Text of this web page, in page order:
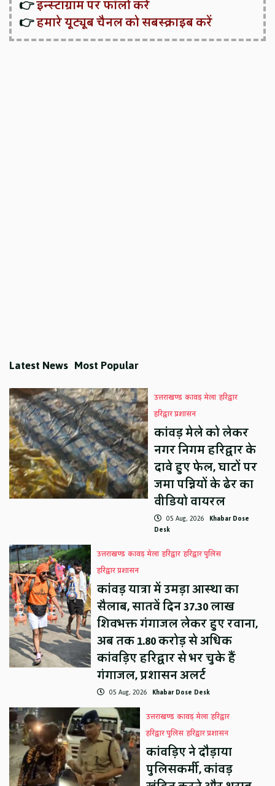
👉इन्स्टाग्राम पर फॉलो करें
👉हमारे यूट्यूब चैनल को सबस्क्राइब करें
Latest News Most Popular
उत्तराखण्ड कावड़ मेला हरिद्वार
हरिद्वार प्रशासन
कांवड़ मेले को लेकर
नगर निगम हरिद्वार के
दावे हुए फेल, घाटों पर
जमा पन्नियों के ढेर का
वीडियो वायरल
05 Aug, 2026 Khabar Dose
Desk
उत्तराखण्ड कावड़ मेला हरिद्वार हरिद्वार पुलिस
हरिद्वार प्रशासन
कांवड़ यात्रा में उमड़ा आस्था का
सैलाब, सातवें दिन 37.30 लाख
शिवभक्त गंगाजल लेकर हुए रवाना,
अब तक 1.80 करोड़ से अधिक
कांवड़िए हरिद्वार से भर चुके हैं
गंगाजल, प्रशासन अलर्ट
05 Aug, 2026 Khabar Dose Desk
उत्तराखण्ड कावड़ मेला हरिद्वार
हरिद्वार पुलिस हरिद्वार प्रशासन
कांवड़िए ने दौड़ाया
पुलिसकर्मी, कांवड़